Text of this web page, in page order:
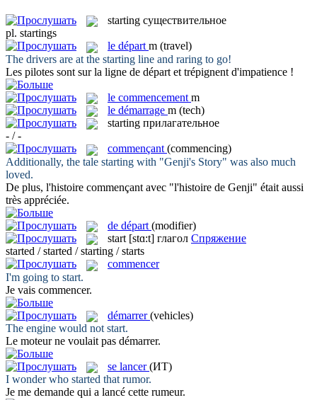
starting существительное
pl. startings
le départ m (travel)
The drivers are at the starting line and raring to go!
Les pilotes sont sur la ligne de départ et trépignent d'impatience !
le commencement m
le démarrage m (tech)
starting прилагательное
- / -
commençant (commencing)
Additionally, the tale starting with "Genji's Story" was also much
loved.
De plus, l'histoire commençant avec "l'histoire de Genji" était aussi
très appréciée.
de départ (modifier)
start [stɑ:t] глагол Спряжение
started / started / starting / starts
commencer
I'm going to start.
Je vais commencer.
démarrer (vehicles)
The engine would not start.
Le moteur ne voulait pas démarrer.
se lancer (ИТ)
I wonder who started that rumor.
Je me demande qui a lancé cette rumeur.